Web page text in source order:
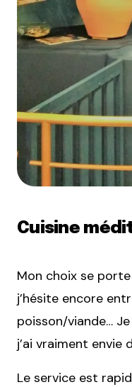
Cuisine
Mon choix se
j’hésite encore
poisson/viande…
j’ai vraiment
Le service est